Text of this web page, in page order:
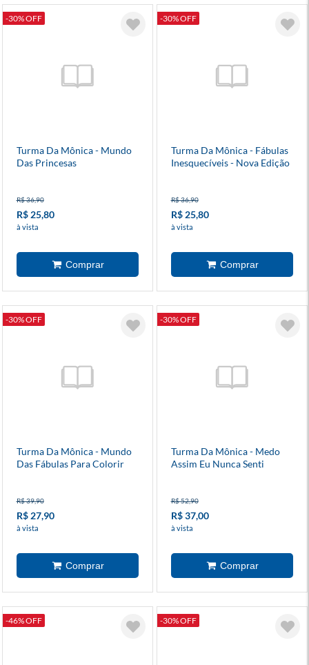
-30% OFF
Turma Da Mônica - Mundo
Das Princesas
R$ 36,90
R$ 25,80
à vista
-30% OFF
Turma Da Mônica - Fábulas
Inesquecíveis - Nova Edição
R$ 36,90
R$ 25,80
à vista
-30% OFF
Turma Da Mônica - Mundo
Das Fábulas Para Colorir
R$ 39,90
R$ 27,90
à vista
-30% OFF
Turma Da Mônica - Medo
Assim Eu Nunca Senti
R$ 52,90
R$ 37,00
à vista
-46% OFF -30% OFF